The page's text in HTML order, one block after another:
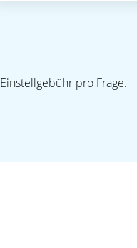
pro Frage.